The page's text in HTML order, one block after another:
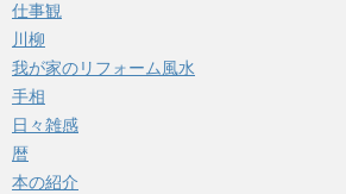
仕事観
川柳
我が家のリフォーム風水
手相
日々雑感
暦
本の紹介